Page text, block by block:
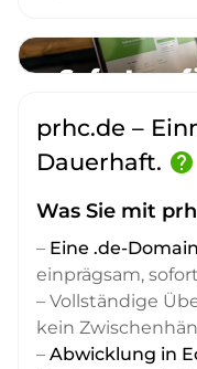
prhc.de –
Dauerhaft. help
Was Sie mit
– Eine .de-
einprägsam,
– Vollständige
kein
– Abwicklung in